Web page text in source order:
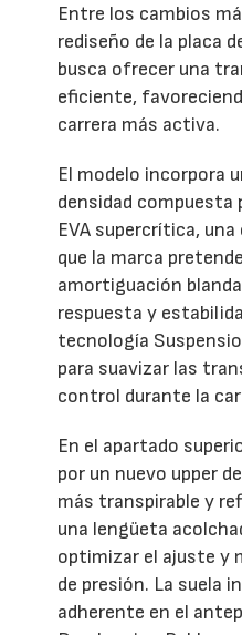
Entre los cambios
rediseño de la placa
busca ofrecer una
eficiente,
carrera más activa.
El modelo incorpora
densidad compuesta
EVA supercrítica,
que la marca
amortiguación
respuesta y
tecnología
para suavizar las
control durante la
En el apartado
por un nuevo upper
más transpirable y
una lengüeta
optimizar el ajuste y
de presión. La suela
adherente en el